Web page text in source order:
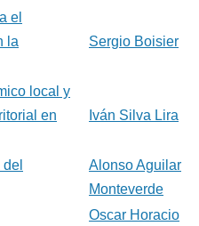
el
la
Sergio Boisier
local y
en
Iván Silva Lira
Alonso Aguilar
Monteverde
Oscar Horacio